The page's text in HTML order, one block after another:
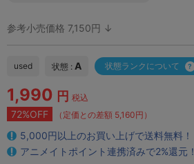
参考小売価格 7,150円 ↓
used 状態 : A 状態ランクについて
1,990 円 税込
72%OFF （定価との差額 5,160円）
5,000円以上のお買い上げで送料無料！
アニメイトポイント連携済みで2%還元！